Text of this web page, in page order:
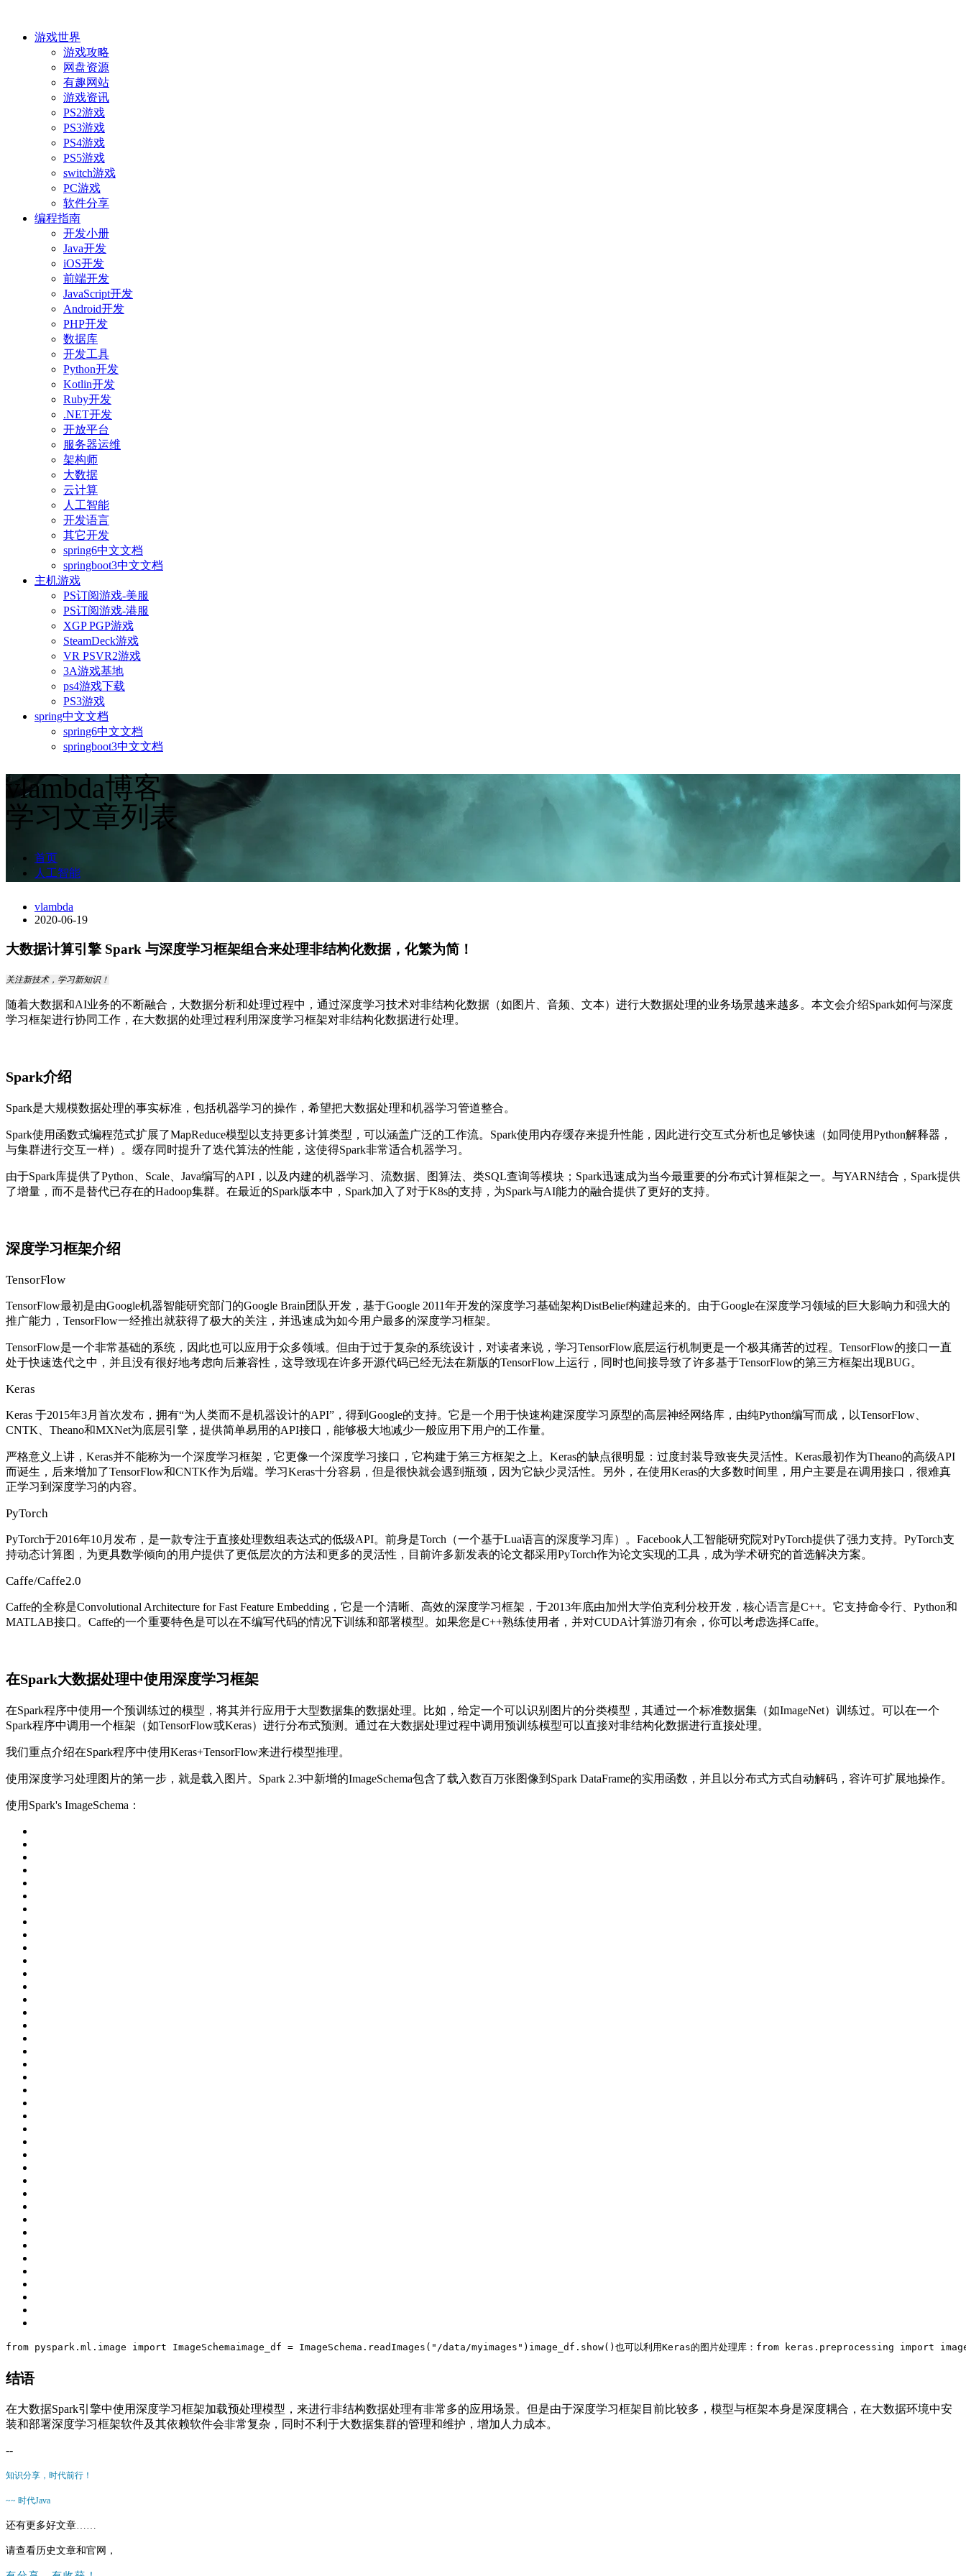
游戏世界
游戏攻略
网盘资源
有趣网站
游戏资讯
PS2游戏
PS3游戏
PS4游戏
PS5游戏
switch游戏
PC游戏
软件分享
编程指南
开发小册
Java开发
iOS开发
前端开发
JavaScript开发
Android开发
PHP开发
数据库
开发工具
Python开发
Kotlin开发
Ruby开发
.NET开发
开放平台
服务器运维
架构师
大数据
云计算
人工智能
开发语言
其它开发
spring6中文文档
springboot3中文文档
主机游戏
PS订阅游戏-美服
PS订阅游戏-港服
XGP PGP游戏
SteamDeck游戏
VR PSVR2游戏
3A游戏基地
ps4游戏下载
PS3游戏
spring中文文档
spring6中文文档
springboot3中文文档
vlambda博客
学习文章列表
首页
人工智能
vlambda
2020-06-19
大数据计算引擎 Spark 与深度学习框架组合来处理非结构化数据，化繁为简！
关注新技术，学习新知识！
随着大数据和AI业务的不断融合，大数据分析和处理过程中，通过深度学习技术对非结构化数据（如图片、音频、文本）进行大数据处理的业务场景越来越多。本文会介绍Spark如何与深度
学习框架进行协同工作，在大数据的处理过程利用深度学习框架对非结构化数据进行处理。
Spark介绍
Spark是大规模数据处理的事实标准，包括机器学习的操作，希望把大数据处理和机器学习管道整合。
Spark使用函数式编程范式扩展了MapReduce模型以支持更多计算类型，可以涵盖广泛的工作流。Spark使用内存缓存来提升性能，因此进行交互式分析也足够快速（如同使用Python解释器，
与集群进行交互一样）。 缓存同时提升了迭代算法的性能，这使得Spark非常适合机器学习。
由于Spark库提供了Python、Scale、Java编写的API，以及内建的机器学习、流数据、图算法、类SQL查询等模块；Spark迅速成为当今最重要的分布式计算框架之一。与YARN结合，Spark提供
了增量，而不是替代已存在的Hadoop集群。在最近的Spark版本中，Spark加入了对于K8s的支持，为Spark与AI能力的融合提供了更好的支持。
深度学习框架介绍
TensorFlow
TensorFlow最初是由Google机器智能研究部门的Google Brain团队开发，基于Google 2011年开发的深度学习基础架构DistBelief构建起来的。由于Google在深度学习领域的巨大影响力和强大的
推广能力，TensorFlow一经推出就获得了极大的关注，并迅速成为如今用户最多的深度学习框架。
TensorFlow是一个非常基础的系统，因此也可以应用于众多领域。但由于过于复杂的系统设计，对读者来说，学习TensorFlow底层运行机制更是一个极其痛苦的过程。TensorFlow的接口一直
处于快速迭代之中，并且没有很好地考虑向后兼容性，这导致现在许多开源代码已经无法在新版的TensorFlow上运行，同时也间接导致了许多基于TensorFlow的第三方框架出现BUG。
Keras
Keras 于2015年3月首次发布，拥有“为人类而不是机器设计的API”，得到Google的支持。它是一个用于快速构建深度学习原型的高层神经网络库，由纯Python编写而成，以TensorFlow、
CNTK、Theano和MXNet为底层引擎，提供简单易用的API接口，能够极大地减少一般应用下用户的工作量。
严格意义上讲，Keras并不能称为一个深度学习框架，它更像一个深度学习接口，它构建于第三方框架之上。Keras的缺点很明显：过度封装导致丧失灵活性。Keras最初作为Theano的高级API
而诞生，后来增加了TensorFlow和CNTK作为后端。学习Keras十分容易，但是很快就会遇到瓶颈，因为它缺少灵活性。另外，在使用Keras的大多数时间里，用户主要是在调用接口，很难真
正学习到深度学习的内容。
PyTorch
PyTorch于2016年10月发布，是一款专注于直接处理数组表达式的低级API。前身是Torch（一个基于Lua语言的深度学习库）。Facebook人工智能研究院对PyTorch提供了强力支持。PyTorch支
持动态计算图，为更具数学倾向的用户提供了更低层次的方法和更多的灵活性，目前许多新发表的论文都采用PyTorch作为论文实现的工具，成为学术研究的首选解决方案。
Caffe/Caffe2.0
Caffe的全称是Convolutional Architecture for Fast Feature Embedding，它是一个清晰、高效的深度学习框架，于2013年底由加州大学伯克利分校开发，核心语言是C++。它支持命令行、Python和
MATLAB接口。Caffe的一个重要特色是可以在不编写代码的情况下训练和部署模型。如果您是C++熟练使用者，并对CUDA计算游刃有余，你可以考虑选择Caffe。
在Spark大数据处理中使用深度学习框架
在Spark程序中使用一个预训练过的模型，将其并行应用于大型数据集的数据处理。比如，给定一个可以识别图片的分类模型，其通过一个标准数据集（如ImageNet）训练过。可以在一个
Spark程序中调用一个框架（如TensorFlow或Keras）进行分布式预测。通过在大数据处理过程中调用预训练模型可以直接对非结构化数据进行直接处理。
我们重点介绍在Spark程序中使用Keras+TensorFlow来进行模型推理。
使用深度学习处理图片的第一步，就是载入图片。Spark 2.3中新增的ImageSchema包含了载入数百万张图像到Spark DataFrame的实用函数，并且以分布式方式自动解码，容许可扩展地操作。
使用Spark's ImageSchema：
from pyspark.ml.image import ImageSchemaimage_df = ImageSchema.readImages( "/data/myimages" ) image_df.show() 也可以利用Keras的图片处理库： from keras.preprocessing import
结语
在大数据Spark引擎中使用深度学习框架加载预处理模型，来进行非结构数据处理有非常多的应用场景。但是由于深度学习框架目前比较多，模型与框架本身是深度耦合，在大数据环境中安
装和部署深度学习框架软件及其依赖软件会非常复杂，同时不利于大数据集群的管理和维护，增加人力成本。
--
知识分享，时代前行！
~~ 时代Java
还有更多好文章……
请查看历史文章和官网，